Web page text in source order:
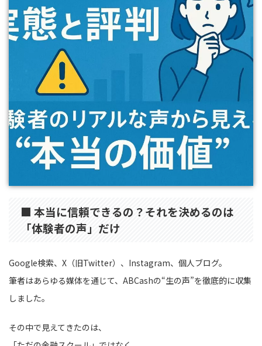
■ 本当に信頼できるの？それを決めるのは
「体験者の声」だけ
Google検索、X（旧Twitter）、Instagram、個人ブログ。
筆者はあらゆる媒体を通じて、ABCashの“生の声”を徹底的に収集
しました。
その中で見えてきたのは、